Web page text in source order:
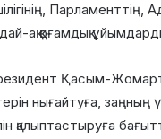
Парламенттің,
ақ қоғамдық
Қасым-Жомарт
нығайтуға, заңның
қалыптастыруға